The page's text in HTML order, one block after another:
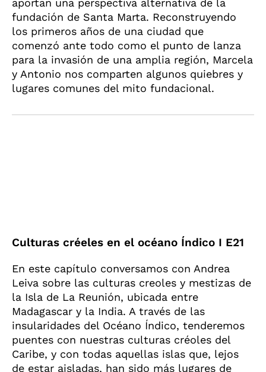
aportan una perspectiva alternativa de la
fundación de Santa Marta. Reconstruyendo
los primeros años de una ciudad que
comenzó ante todo como el punto de lanza
para la invasión de una amplia región, Marcela
y Antonio nos comparten algunos quiebres y
lugares comunes del mito fundacional.
Culturas créeles en el océano Índico I E21
En este capítulo conversamos con Andrea
Leiva sobre las culturas creoles y mestizas de
la Isla de La Reunión, ubicada entre
Madagascar y la India. A través de las
insularidades del Océano Índico, tenderemos
puentes con nuestras culturas créoles del
Caribe, y con todas aquellas islas que, lejos
de estar aisladas, han sido más lugares de